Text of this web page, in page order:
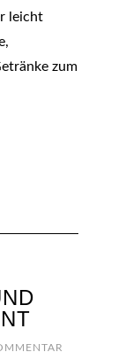
leicht
zum